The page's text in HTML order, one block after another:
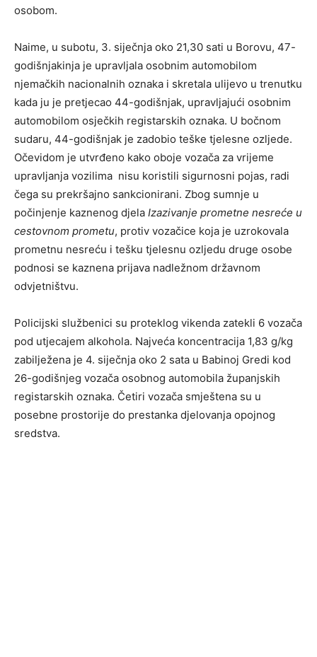
osobom.
Naime, u subotu, 3. siječnja oko 21,30 sati u Borovu, 47-
godišnjakinja je upravljala osobnim automobilom
njemačkih nacionalnih oznaka i skretala ulijevo u trenutku
kada ju je pretjecao 44-godišnjak, upravljajući osobnim
automobilom osječkih registarskih oznaka. U bočnom
sudaru, 44-godišnjak je zadobio teške tjelesne ozljede.
Očevidom je utvrđeno kako oboje vozača za vrijeme
upravljanja vozilima nisu koristili sigurnosni pojas, radi
čega su prekršajno sankcionirani. Zbog sumnje u
počinjenje kaznenog djela Izazivanje prometne nesreće u
cestovnom prometu, protiv vozačice koja je uzrokovala
prometnu nesreću i tešku tjelesnu ozljedu druge osobe
podnosi se kaznena prijava nadležnom državnom
odvjetništvu.
Policijski službenici su proteklog vikenda zatekli 6 vozača
pod utjecajem alkohola. Najveća koncentracija 1,83 g/kg
zabilježena je 4. siječnja oko 2 sata u Babinoj Gredi kod
26-godišnjeg vozača osobnog automobila županjskih
registarskih oznaka. Četiri vozača smještena su u
posebne prostorije do prestanka djelovanja opojnog
sredstva.